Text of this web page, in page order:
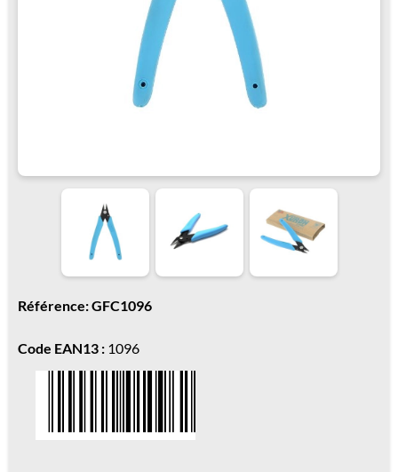
Référence: GFC1096
Code EAN13 : 1096